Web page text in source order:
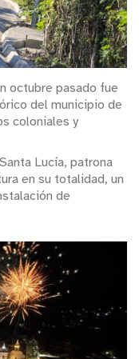
octubre pasado fue
del municipio de
coloniales y
Lucía, patrona
en su totalidad, un
de